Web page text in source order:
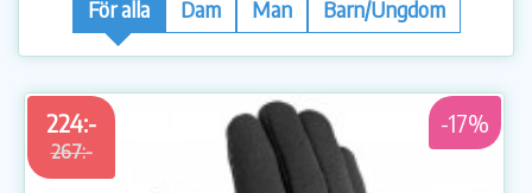
För alla Dam Man Barn/Ungdom
224:-
267:-
-17%